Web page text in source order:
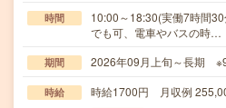
時間
10:00～18:30(実働7時間
でも可、電車やバスの時…
期間 2026年09月上旬～長期
時給 時給1700円 月収例